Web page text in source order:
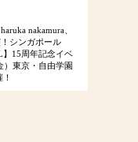
nakamura、
シンガポール
】15周年記念イベ
）東京・自由学園